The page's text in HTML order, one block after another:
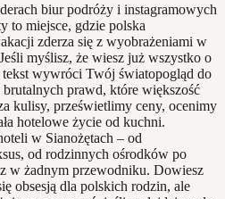
biur podróży i instagramowych
to miejsce, gdzie polska
zderza się z wyobrażeniami w
myślisz, że wiesz już wszystko o
tekst wywróci Twój światopogląd do
prawd, które większość
kulisy, prześwietlimy ceny, ocenimy
hotelowe życie od kuchni.
w Sianożętach – od
od rodzinnych ośrodków po
w żadnym przewodniku. Dowiesz
obsesją dla polskich rodzin, ale